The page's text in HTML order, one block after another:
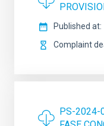
Published at
Complaint
PS-2024-